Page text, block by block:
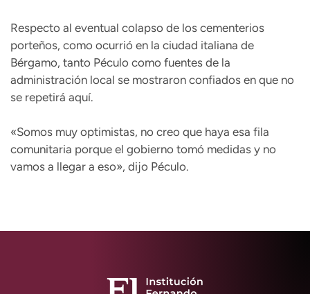
Respecto al eventual colapso de los cementerios
porteños, como ocurrió en la ciudad italiana de
Bérgamo, tanto Péculo como fuentes de la
administración local se mostraron confiados en que no
se repetirá aquí.
«Somos muy optimistas, no creo que haya esa fila
comunitaria porque el gobierno tomó medidas y no
vamos a llegar a eso», dijo Péculo.